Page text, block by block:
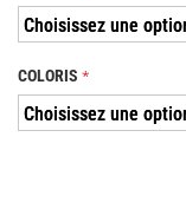
COLORIS